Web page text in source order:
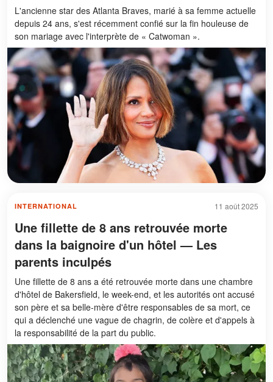
L'ancienne star des Atlanta Braves, marié à sa femme actuelle
depuis 24 ans, s'est récemment confié sur la fin houleuse de
son mariage avec l'interprète de « Catwoman ».
11 août 2025
INTERNATIONAL
Une fillette de 8 ans retrouvée morte
dans la baignoire d'un hôtel — Les
parents inculpés
Une fillette de 8 ans a été retrouvée morte dans une chambre
d'hôtel de Bakersfield, le week-end, et les autorités ont accusé
son père et sa belle-mère d'être responsables de sa mort, ce
qui a déclenché une vague de chagrin, de colère et d'appels à
la responsabilité de la part du public.